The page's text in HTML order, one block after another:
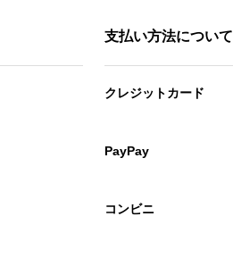
支払い方法について
クレジットカード
PayPay
コンビニ